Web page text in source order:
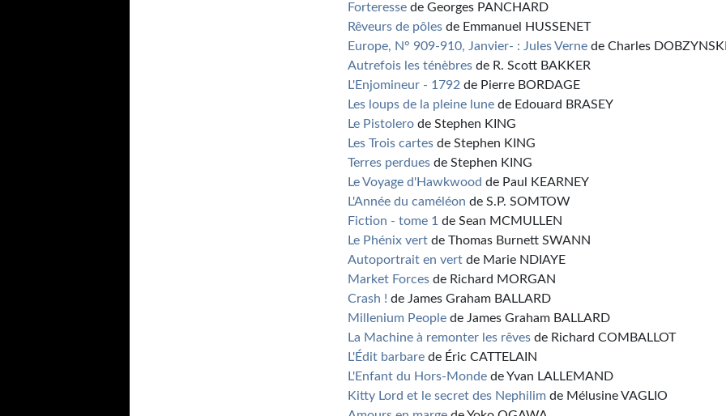
Forteresse de Georges PANCHARD
Rêveurs de pôles de Emmanuel HUSSENET
Europe, N° 909-910, Janvier- : Jules Verne de Charles
Autrefois les ténèbres de R. Scott BAKKER
L'Enjomineur - 1792 de Pierre BORDAGE
Les loups de la pleine lune de Edouard BRASEY
Le Pistolero de Stephen KING
Les Trois cartes de Stephen KING
Terres perdues de Stephen KING
Le Voyage d'Hawkwood de Paul KEARNEY
L'Année du caméléon de S.P. SOMTOW
Fiction - tome 1 de Sean MCMULLEN
Le Phénix vert de Thomas Burnett SWANN
Autoportrait en vert de Marie NDIAYE
Market Forces de Richard MORGAN
Crash ! de James Graham BALLARD
Millenium People de James Graham BALLARD
La Machine à remonter les rêves de Richard COMBALLOT
L'Édit barbare de Éric CATTELAIN
L'Enfant du Hors-Monde de Yvan LALLEMAND
Kitty Lord et le secret des Nephilim de Mélusine VAGLIO